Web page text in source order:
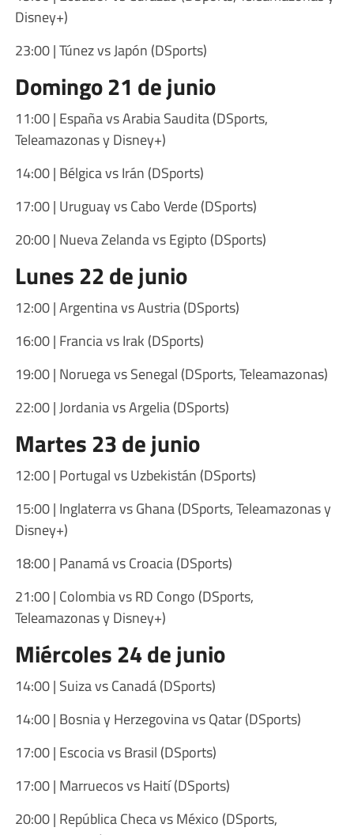
Disney+)
23:00 | Túnez vs Japón (DSports)
Domingo 21 de junio
11:00 | España vs Arabia Saudita (DSports,
Teleamazonas y Disney+)
14:00 | Bélgica vs Irán (DSports)
17:00 | Uruguay vs Cabo Verde (DSports)
20:00 | Nueva Zelanda vs Egipto (DSports)
Lunes 22 de junio
12:00 | Argentina vs Austria (DSports)
16:00 | Francia vs Irak (DSports)
19:00 | Noruega vs Senegal (DSports, Teleamazonas)
22:00 | Jordania vs Argelia (DSports)
Martes 23 de junio
12:00 | Portugal vs Uzbekistán (DSports)
15:00 | Inglaterra vs Ghana (DSports, Teleamazonas y
Disney+)
18:00 | Panamá vs Croacia (DSports)
21:00 | Colombia vs RD Congo (DSports,
Teleamazonas y Disney+)
Miércoles 24 de junio
14:00 | Suiza vs Canadá (DSports)
14:00 | Bosnia y Herzegovina vs Qatar (DSports)
17:00 | Escocia vs Brasil (DSports)
17:00 | Marruecos vs Haití (DSports)
20:00 | República Checa vs México (DSports,